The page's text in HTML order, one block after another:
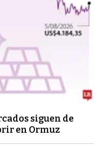
siguen de
en Ormuz